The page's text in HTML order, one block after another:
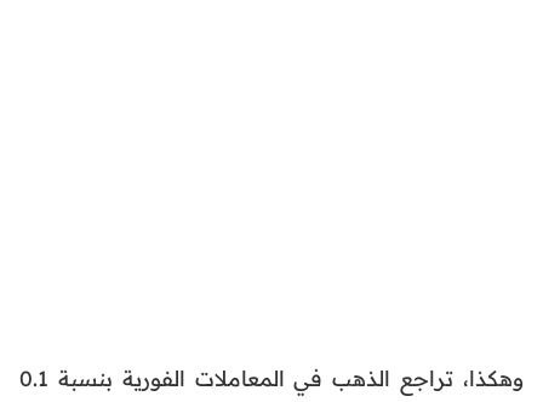
وهكذا، تراجع الذهب في المعاملات الفورية بنسبة 0.1